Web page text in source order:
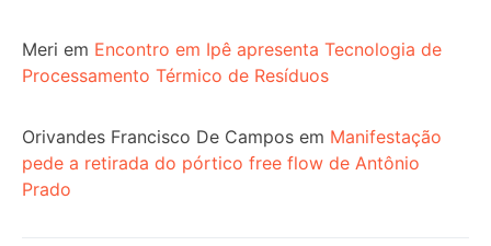
Meri em Encontro em Ipê apresenta Tecnologia de
Processamento Térmico de Resíduos
Orivandes Francisco De Campos em Manifestação
pede a retirada do pórtico free flow de Antônio
Prado